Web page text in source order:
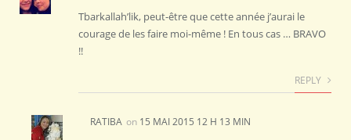
Tbarkallah’lik, peut-être que cette année j’aurai le
courage de les faire moi-même ! En tous cas … BRAVO
!!
REPLY
RATIBA on 15 MAI 2015 12 H 13 MIN